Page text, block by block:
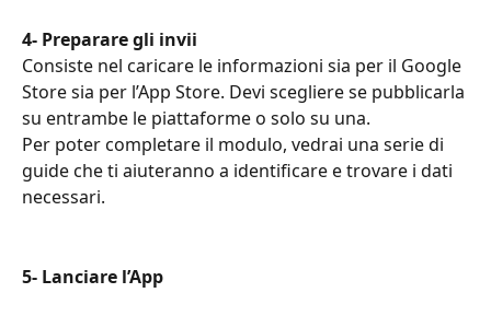
4- Preparare gli invii
Consiste nel caricare le informazioni sia per il Google
Store sia per l’App Store. Devi scegliere se pubblicarla
su entrambe le piattaforme o solo su una.
Per poter completare il modulo, vedrai una serie di
guide che ti aiuteranno a identificare e trovare i dati
necessari.
5- Lanciare l’App